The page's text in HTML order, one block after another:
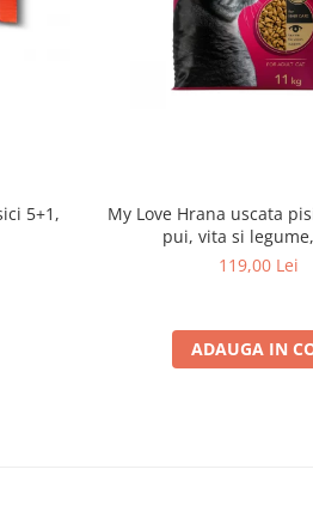
5+1,
My Love Hrana uscata
pui, vita si
119,00 Lei
ADAUGA IN